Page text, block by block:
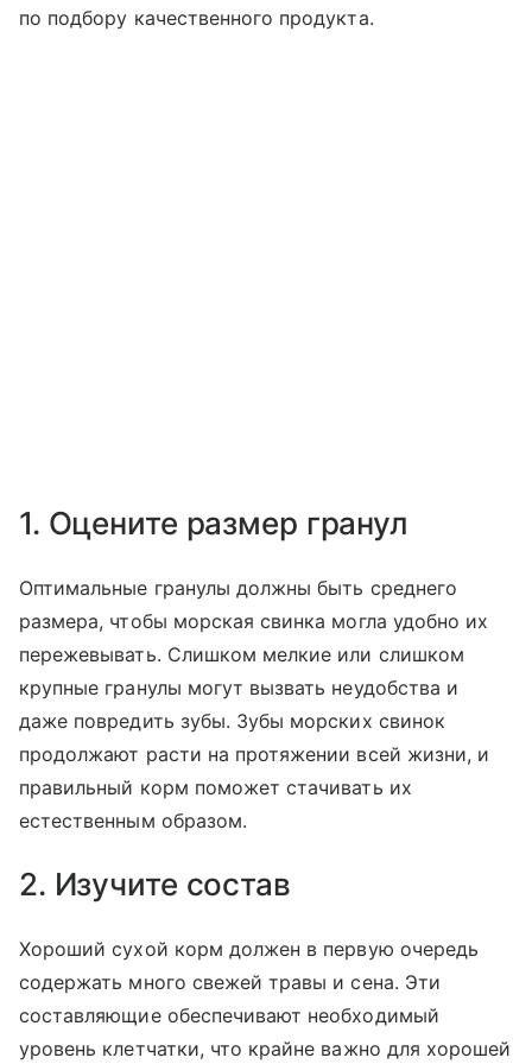
по подбору качественного продукта.
1. Оцените размер гранул
Оптимальные гранулы должны быть среднего
размера, чтобы морская свинка могла удобно их
пережевывать. Слишком мелкие или слишком
крупные гранулы могут вызвать неудобства и
даже повредить зубы. Зубы морских свинок
продолжают расти на протяжении всей жизни, и
правильный корм поможет стачивать их
естественным образом.
2. Изучите состав
Хороший сухой корм должен в первую очередь
содержать много свежей травы и сена. Эти
составляющие обеспечивают необходимый
уровень клетчатки, что крайне важно для хорошей